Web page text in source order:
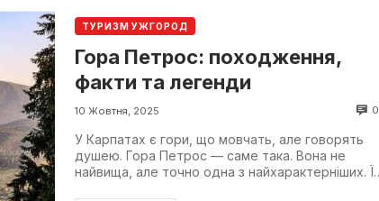
ТУРИЗМ УЖГОРОД
Гора Петрос: походження,
факти та легенди
10 Жовтня, 2025 0
У Карпатах є гори, що мовчать, але говорять
душею. Гора Петрос — саме така. Вона не
найвища, але точно одна з найхарактерніших. Її